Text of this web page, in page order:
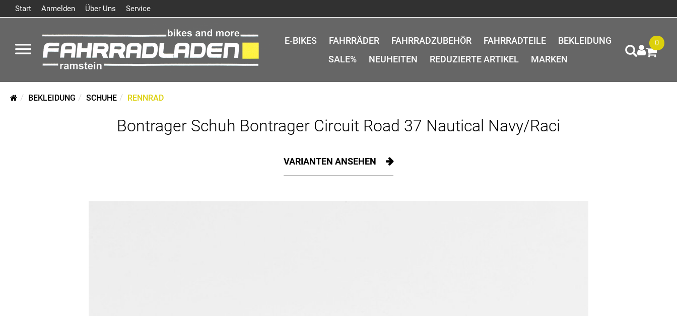
Start Anmelden Über Uns Service
E-BIKES FAHRRÄDER FAHRRADZUBEHÖR FAHRRADTEILE
BEKLEIDUNG
SALE%
NEUHEITEN REDUZIERTE ARTIKEL MARKEN
0
BEKLEIDUNG SCHUHE RENNRAD
Bontrager Schuh Bontrager Circuit Road 37 Nautical Navy/Raci
VARIANTEN ANSEHEN